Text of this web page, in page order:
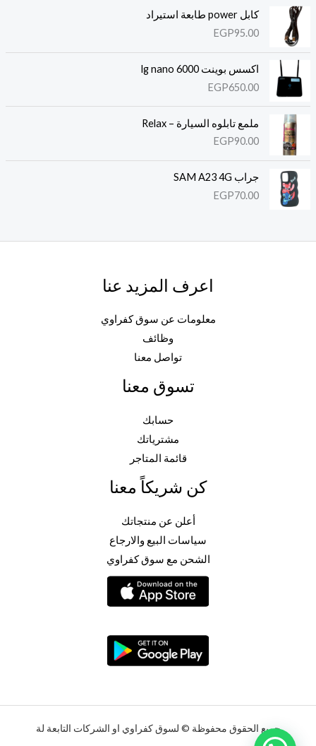
كابل power طابعة استيراد
EGP95.00
اكسس بوينت lg nano 6000
EGP650.00
ملمع تابلوه السيارة – Relax
EGP90.00
جراب SAM A23 4G
EGP70.00
اعرف المزيد عنا
معلومات عن سوق كفراوي
وظائف
تواصل معنا
تسوق معنا
حسابك
مشترياتك
قائمة المتاجر
كن شريكاً معنا
أعلن عن منتجاتك
سياسات البيع والارجاع
الشحن مع سوق كفراوي
جميع الحقوق محفوظة © لسوق كفراوي او الشركات التابعة لة